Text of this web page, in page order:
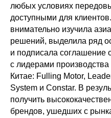
любых условиях
доступными для
внимательно изучила
решений, выделила ряд
и подписала соглашение
с лидерами
Китае: Fulling Motor,
System и Constar. В
получить
брендов, ушедших с